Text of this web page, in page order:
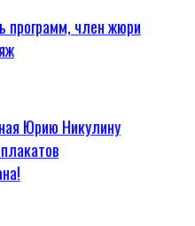
программ, член жюри
Юрию Никулину